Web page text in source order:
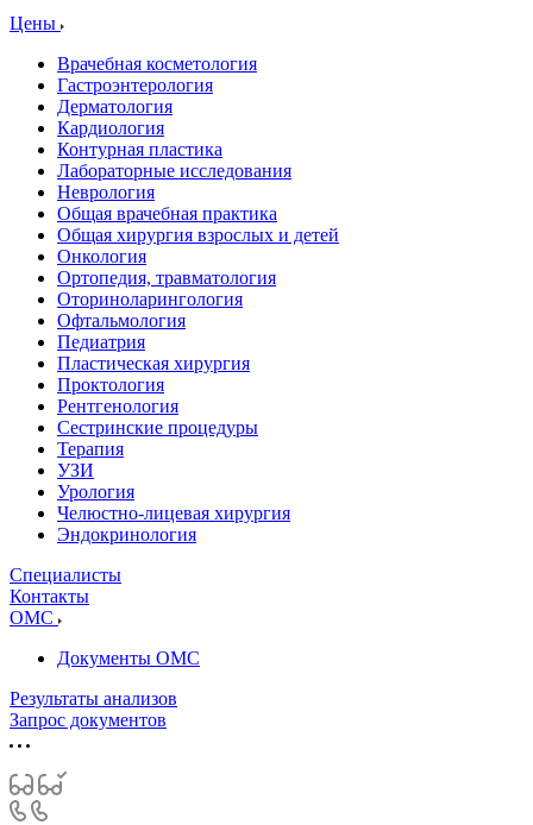
Цены
Врачебная косметология
Гастроэнтерология
Дерматология
Кардиология
Контурная пластика
Лабораторные исследования
Неврология
Общая врачебная практика
Общая хирургия взрослых и детей
Онкология
Ортопедия, травматология
Оториноларингология
Офтальмология
Педиатрия
Пластическая хирургия
Проктология
Рентгенология
Сестринские процедуры
Терапия
УЗИ
Урология
Челюстно-лицевая хирургия
Эндокринология
Специалисты
Контакты
ОМС
Документы ОМС
Результаты анализов
Запрос документов